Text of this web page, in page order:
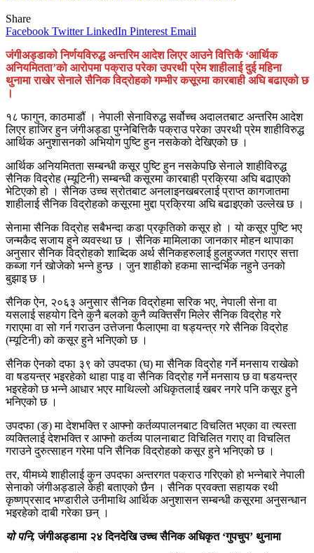
Share
Facebook Twitter LinkedIn Pinterest Email
जंगीअड्डाको निर्णयविरुद्ध अन्तरिम आदेश लिएर आउने वित्तिकै ‘आर्थिक
अनियमितता’को आरोपमा पक्राउ परेका उपरथी प्रेम शाहीलाई दुई महिना
थुनामा राखेर सेनाले सैनिक विद्रोहको गम्भीर कसूरमा कारबाही अघि बढाएको छ
।
१८ फागुन, काठमाडौं । नेपाली सेनाविरुद्ध सर्वोच्च अदालतबाट अन्तरिम आदेश
लिएर हाजिर हुन जंगीअड्डा पुग्नेबित्तिकै पक्राउ परेका उपरथी प्रेम शाहीविरुद्ध
आर्थिक अनुशासनको अभियोग पुष्टि हुन नसकेको देखिएको छ ।
आर्थिक अनियमितता सम्बन्धी कसूर पुष्टि हुन नसकेपछि सेनाले शाहीविरुद्ध
सैनिक विद्रोह (म्यूटिनी) सम्बन्धी कसूरमा कारबाही प्रक्रिया अघि बढाएको
भेटिएको हो । सैनिक उच्च स्रोतबाट अनलाइनखबरलाई प्राप्त कागजातमा
शाहीलाई सैनिक विद्रोहको कसूरमा मुद्दा प्रक्रिया अघि बढाइएको उल्लेख छ ।
सेनामा सैनिक विद्रोह सबैभन्दा कडा प्रकृतिको कसूर हो । यो कसूर पुष्टि भए
जन्मकैद सजाय हुने व्यवस्था छ । सैनिक मामिलाका जानकार मोहन थापाका
अनुसार सैनिक विद्रोहको शाब्दिक अर्थ सैनिकहरुलाई हुलहुज्जत गराएर सत्ता
कब्जा गर्न खोजेको भन्ने हुन्छ । जुन शाहीको हकमा सान्दर्भिक नहुने उनको
बुझाइ छ ।
सैनिक ऐन, २०६३ अनुसार सैनिक विद्रोहमा सरिक भए, नेपाली सेना वा
यसलाई सहयोग दिने कुनै बलको कुनै व्यक्तिसँग मिलेर सैनिक विद्रोह गरे
गराएमा वा सो गर्न गराउन उत्तेजना फैलाएमा वा षड्यन्त्र गरे सैनिक विद्रोह
(म्यूटिनी) को कसूर हुने भनिएको छ ।
सैनिक ऐनको दफा ३९ को उपदफा (घ) मा सैनिक विद्रोह गर्ने मनसाय राखेको
वा षडयन्त्र भइरहेको थाहा पाइ वा सैनिक विद्रोह गर्ने मनसाय छ वा षडयन्त्र
भइरहेको छ भन्ने आधार भएर माथिल्लो अधिकृतलाई खबर नगरे पनि कसूर हुने
भनिएको छ ।
उपदफा (ङ) मा देशभक्ति र आफ्नो कर्तव्यपालनबाट विचलित भएका वा त्यस्ता
व्यक्तिलाई देशभक्ति र आफ्नो कर्तव्य पालनाबाट विचिलित गराए वा विचलित
गराउने दुरुत्साहन गरेमा पनि सैनिक विद्रोहको कसूर हुने भनिएको छ ।
तर, यीमध्ये शाहीलाई कुन उपदफा अन्तरगत पक्राउ गरिएको हो भन्नेबारे नेपाली
सेनाको जंगीअड्डाले केही बताएको छैन । सैनिक प्रवक्ता सहायक रथी
कृष्णप्रसाद भण्डारीले उनीमाथि आर्थिक अनुशासन सम्बन्धी कसूरमा अनुसन्धान
भइरहेको दाबी गरेका छन् ।
यो पनि, जंगीअड्डामा २४ दिनदेखि उच्च सैनिक अधिकृत ‘गुपचुप’ थुनामा